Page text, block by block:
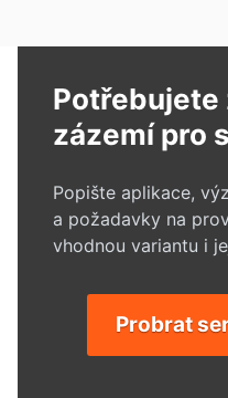
Potřebujete
zázemí pro
Popište aplikace,
a požadavky na
vhodnou variantu i
Probrat